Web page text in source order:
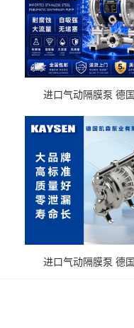
进口气动隔膜泵 德国
送气动泵
进口气动隔膜泵 德国